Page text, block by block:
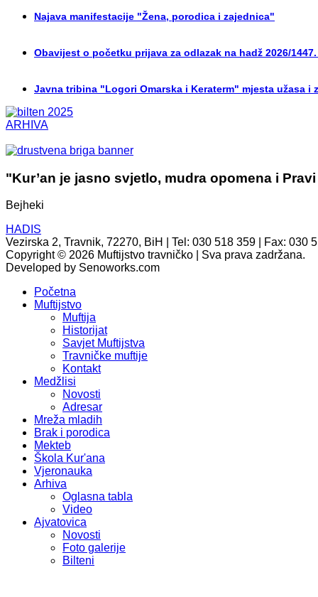
Najava manifestacije "Žena, porodica i zajednica"
Obavijest o početku prijava za odlazak na hadž 2026/
Javna tribina "Logori Omarska i Keraterm" mjesta užasa i
ARHIVA
"Kur’an je jasno svjetlo, mudra opomena i
Bejheki
HADIS
Vezirska 2, Travnik, 72270, BiH | Tel: 030 518 359 | Fax: 030
Copyright © 2026 Muftijstvo travničko | Sva prava zadržana.
Developed by Senoworks.com
Početna
Muftijstvo
Muftija
Historijat
Savjet Muftijstva
Travničke muftije
Kontakt
Medžlisi
Novosti
Adresar
Mreža mladih
Brak i porodica
Mekteb
Škola Kur'ana
Vjeronauka
Arhiva
Oglasna tabla
Video
Ajvatovica
Novosti
Foto galerije
Bilteni